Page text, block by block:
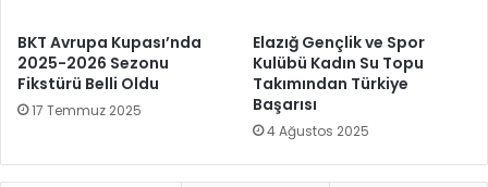
BKT Avrupa Kupası’nda
2025-2026 Sezonu
Fikstürü Belli Oldu
17 Temmuz 2025
Elazığ Gençlik ve Spor
Kulübü Kadın Su Topu
Takımından Türkiye
Başarısı
4 Ağustos 2025